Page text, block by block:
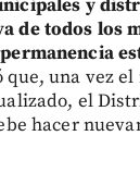
y
de todos los
que, una vez
el
hacer